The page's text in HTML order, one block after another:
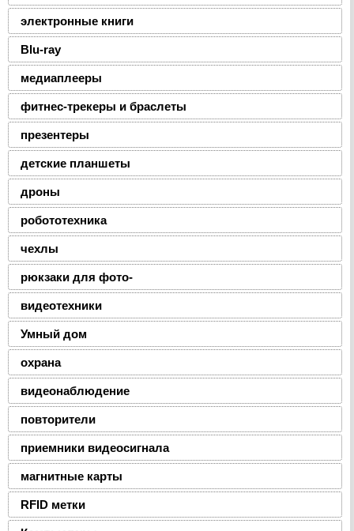
электронные книги
Blu-ray
медиаплееры
фитнес-трекеры и браслеты
презентеры
детские планшеты
дроны
робототехника
чехлы
рюкзаки для фото-
видеотехники
Умный дом
охрана
видеонаблюдение
повторители
приемники видеосигнала
магнитные карты
RFID метки